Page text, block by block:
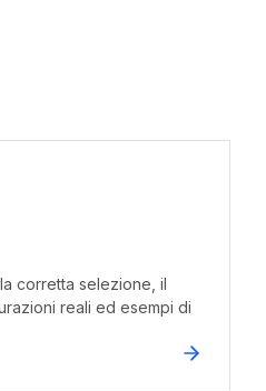
corretta selezione, il
reali ed esempi di